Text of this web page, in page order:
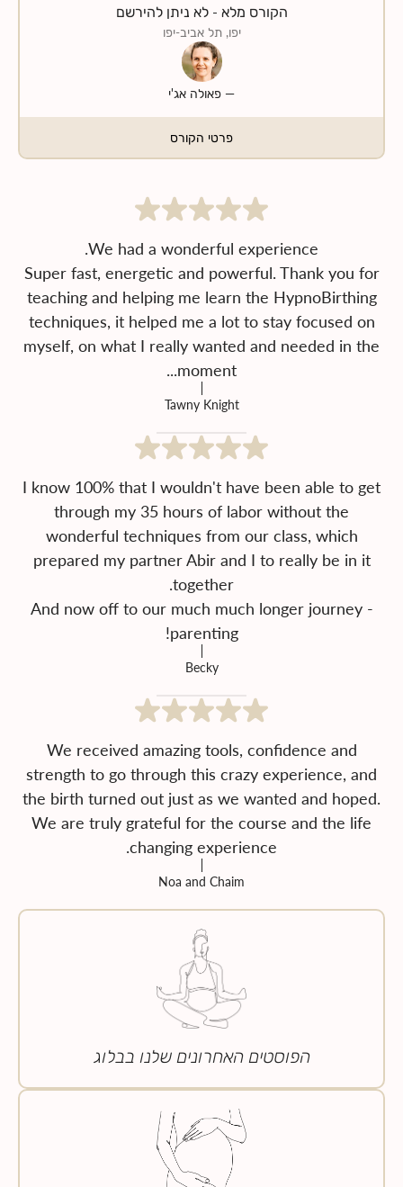
הקורס מלא - לא ניתן להירשם
יפו, תל אביב-יפו
— פאולה אג'י
פרטי הקורס
Super fast, energetic and powerful. Thank you for
teaching and helping me learn the HypnoBirthing
techniques, it helped me a lot to stay focused on
myself, on what I really wanted and needed in the
moment...
Tawny Knight
I know 100% that I wouldn't have been able to get
through my 35 hours of labor without the
wonderful techniques from our class, which
prepared my partner Abir and I to really be in it
And now off to our much much longer journey -
parenting!
Becky
We received amazing tools, confidence and
strength to go through this crazy experience, and
the birth turned out just as we wanted and hoped.
We are truly grateful for the course and the life
changing experience.
Noa and Chaim
הפוסטים האחרונים שלנו בבלוג